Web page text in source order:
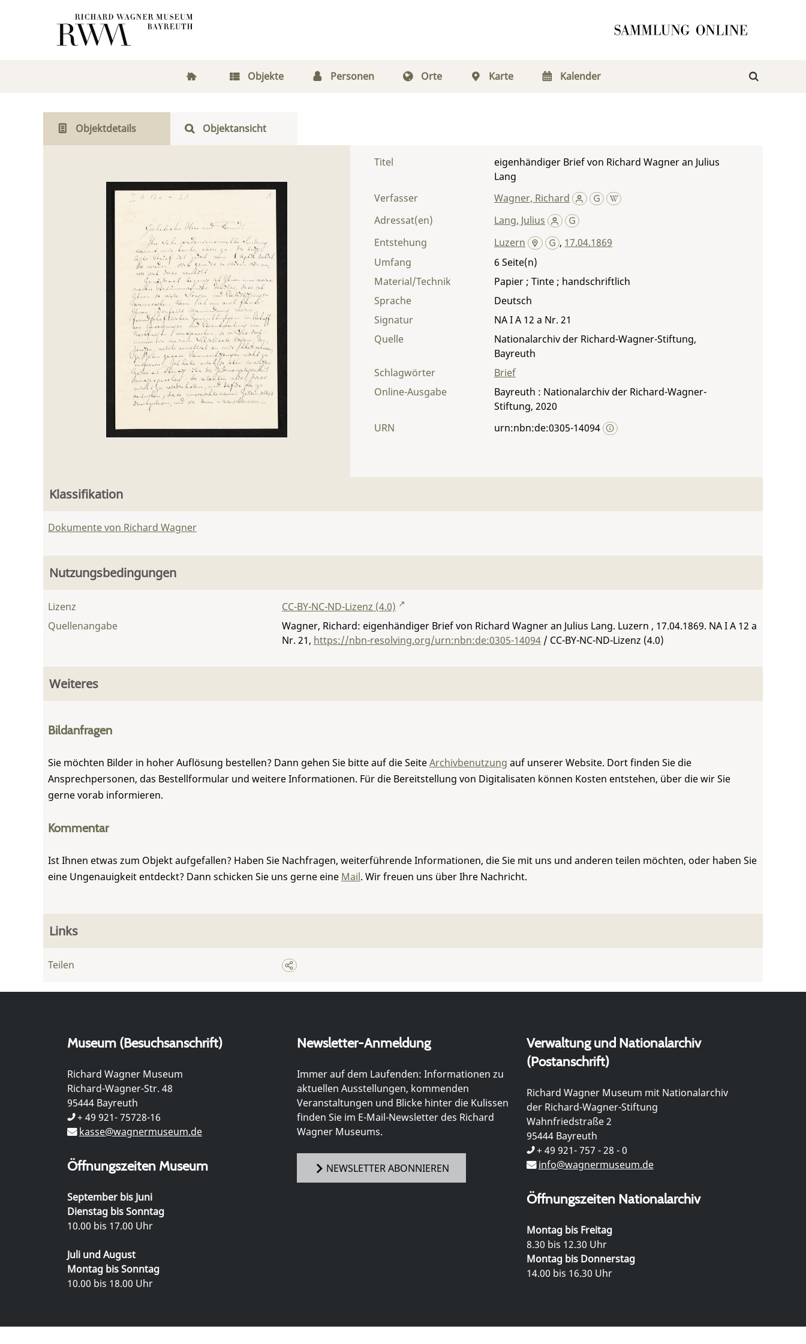
Objekte Personen Orte Karte Kalender
Objektdetails Objektansicht
Titel
eigenhändiger Brief von Richard Wagner an Julius
Lang
Verfasser
Wagner, Richard
Adressat(en)
Lang, Julius
Entstehung
Luzern , 17.04.1869
Umfang
6
Material/Technik
Papier ; Tinte ; handschriftlich
Sprache
Deutsch
Signatur
NA I A 12 a Nr. 21
Quelle
Nationalarchiv der Richard-Wagner-Stiftung,
Bayreuth
Schlagwörter
Brief
Online-Ausgabe
Bayreuth : Nationalarchiv der Richard-Wagner-
Stiftung, 2020
URN
urn:nbn:de:0305-14094
Klassifikation
Dokumente von Richard Wagner
Nutzungsbedingungen
Lizenz
CC-BY-NC-ND-Lizenz (4.0)
Quellenangabe
Wagner, Richard: eigenhändiger Brief von Richard Wagner an Julius Lang. Luzern , 17.04.1869. NA I A 12 a
Nr. 21, https://nbn-resolving.org/urn:nbn:de:0305-14094 / CC-BY-NC-ND-Lizenz (4.0)
Weiteres
Bildanfragen
Sie möchten Bilder in hoher Auflösung bestellen? Dann gehen Sie bitte auf die SeiteArchivbenutzung auf unserer Website. Dort finden Sie die
Ansprechpersonen, das Bestellformular und weitere Informationen. Für die Bereitstellung von Digitalisaten können Kosten entstehen, über die wir Sie
gerne vorab informieren.
Kommentar
Ist Ihnen etwas zum Objekt aufgefallen? Haben Sie Nachfragen, weiterführende Informationen, die Sie mit uns und anderen teilen möchten, oder haben Sie
eine Ungenauigkeit entdeckt? Dann schicken Sie uns gerne eine Mail. Wir freuen uns über Ihre Nachricht.
Links
Teilen
Museum (Besuchsanschrift)
Richard Wagner Museum
Richard-Wagner-Str. 48
95444 Bayreuth
+ 49 921- 75728-16
kasse@wagnermuseum.de
Öffnungszeiten Museum
September bis Juni
Dienstag bis Sonntag
10.00 bis 17.00 Uhr
Juli und August
Montag bis Sonntag
10.00 bis 18.00 Uhr
Newsletter-Anmeldung
Immer auf dem Laufenden: Informationen zu
aktuellen Ausstellungen, kommenden
Veranstaltungen und Blicke hinter die Kulissen
finden Sie im E-Mail-Newsletter des Richard
Wagner Museums.
NEWSLETTER ABONNIEREN
Verwaltung und Nationalarchiv
(Postanschrift)
Richard Wagner Museum mit Nationalarchiv
der Richard-Wagner-Stiftung
Wahnfriedstraße 2
95444 Bayreuth
+ 49 921- 757 - 28 - 0
info@wagnermuseum.de
Öffnungszeiten Nationalarchiv
Montag bis Freitag
8.30 bis 12.30 Uhr
Montag bis Donnerstag
14.00 bis 16.30 Uhr